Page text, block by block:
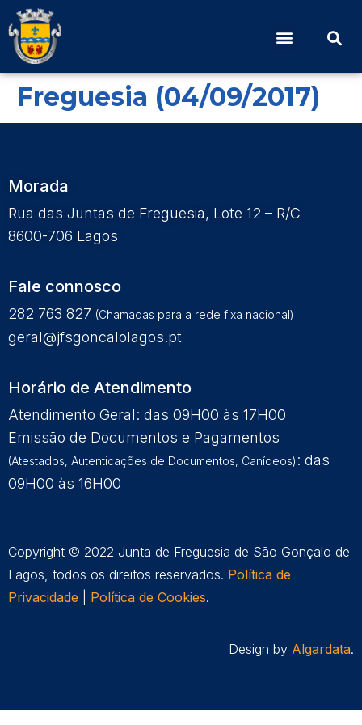
Edital Nº5 – Reunião
Ordinária da Junta de
Freguesia (04/09/2017)
Morada
Rua das Juntas de Freguesia, Lote 12 – R/C
8600-706 Lagos
Fale connosco
282 763 827 (Chamadas para a rede fixa nacional)
geral@jfsgoncalolagos.pt
Horário de Atendimento
Atendimento Geral: das 09H00 às 17H00
Emissão de Documentos e Pagamentos
(Atestados, Autenticações de Documentos, Canídeos) : das
09H00 às 16H00
Copyright © 2022 Junta de Freguesia de São Gonçalo de
Lagos, todos os direitos reservados. Política de
Privacidade
Política de Cookies.
Design by Algardata.